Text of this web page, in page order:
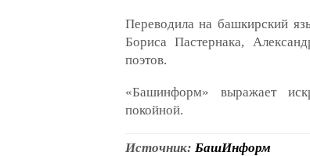
Переводила на башкирский
Бориса Пастернака,
поэтов.
«Башинформ» выражает
покойной.
Источник: БашИнформ